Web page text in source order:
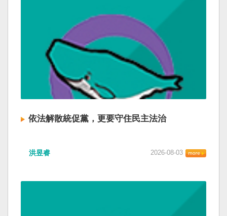
依法解散統促黨，更要守住民主法治
洪昱睿 2026-08-03